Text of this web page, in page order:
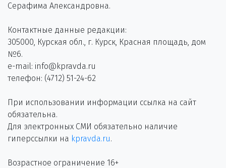
Серафима Александровна.
Контактные данные редакции:
305000, Курская обл., г. Курск, Красная площадь, дом
№6.
e-mail: info@kpravda.ru
телефон: (4712) 51-24-62
При использовании информации ссылка на сайт
обязательна.
Для электронных СМИ обязательно наличие
гиперссылки на kpravda.ru.
Возрастное ограничение 16+